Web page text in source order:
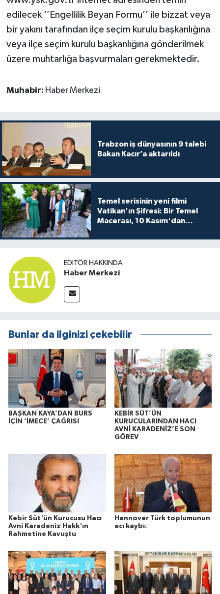
edilecek ‘’Engellilik Beyan Formu’’ ile bizzat veya
bir yakını tarafından ilçe seçim kurulu başkanlığına
veya ilçe seçim kurulu başkanlığına gönderilmek
üzere muhtarlığa başvurmaları gerekmektedir.
Muhabir: Haber Merkezi
Trabzon iş dünyasının 9 talebi
Bakan Kacır’a aktarıldı
Temel serisinin yeni filmi
Vatikan'ın Şifresi: Bir Temel
Macerası, 10 Kasım'dan
buluşuyo
EDITÖR HAKKINDA
Haber Merkezi
Bunlar da ilginizi çekebilir
BAŞKAN KAYA’DAN BURS
İÇİN ‘İMECE’ ÇAĞRISI
KEBİR SÜT’ÜN
KURUCULARINDAN HACI
AVNİ KARADENİZ’E SON
GÖREV
Kebir Süt'ün Kurucusu Hacı
Avni Karadeniz Hakk'ın
Rahmetine Kavuştu
Hannover Türk toplumunun
acı kaybı: